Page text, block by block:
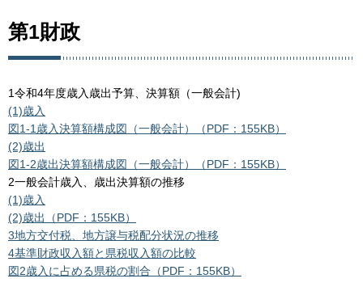
第1財政
1令和4年度歳入歳出予算、決算額（一般会計)
(1)歳入
図1-1歳入決算額構成図（一般会計）（PDF：155KB）
(2)歳出
図1-2歳出決算額構成図（一般会計）（PDF：155KB）
2一般会計歳入、歳出決算額の推移
(1)歳入
(2)歳出（PDF：155KB）
3地方交付税、地方譲与税配分状況の推移
4基準財政収入額と県税収入額の比較
図2歳入に占める県税の割合（PDF：155KB）